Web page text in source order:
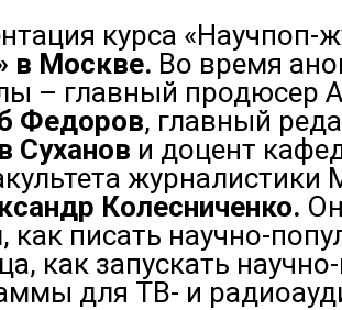
курса «Научпоп-
в Москве. Во время
– главный продюсер
Федоров, главный
Суханов и доцент
Колесниченко.
как писать научно-
как запускать
для ТВ- и